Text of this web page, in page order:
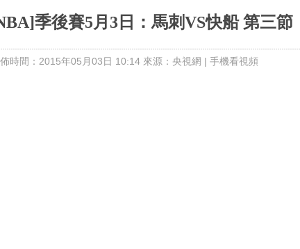
季後賽5月3日：馬刺VS快船 第三節
時間：2015年05月03日 10:14 來源：央視網 | 手機看視頻